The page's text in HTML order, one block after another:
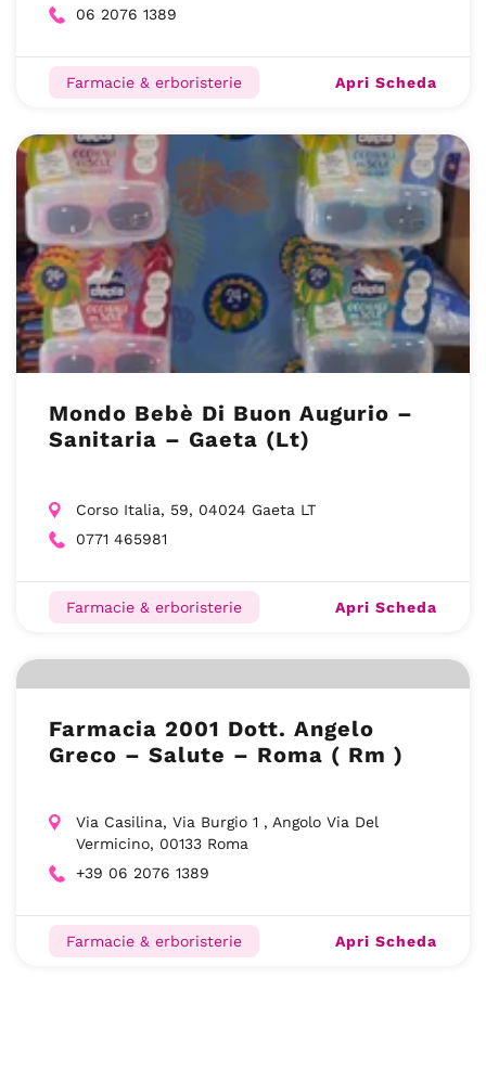
06 2076 1389
Farmacie & erboristerie Apri Scheda
Mondo Bebè Di Buon Augurio –
Sanitaria – Gaeta (Lt)
Corso Italia, 59, 04024 Gaeta LT
0771 465981
Farmacie & erboristerie Apri Scheda
Farmacia 2001 Dott. Angelo
Greco – Salute – Roma ( Rm )
Via Casilina, Via Burgio 1 , Angolo Via Del
Vermicino, 00133 Roma
+39 06 2076 1389
Farmacie & erboristerie Apri Scheda